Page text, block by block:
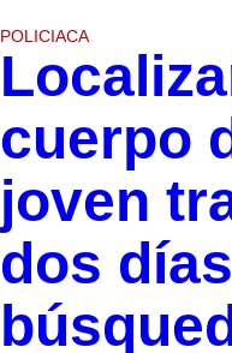
POLICIACA
cuerpo
joven
dos